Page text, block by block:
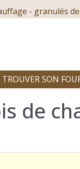
- granulés
TROUVER SON
de